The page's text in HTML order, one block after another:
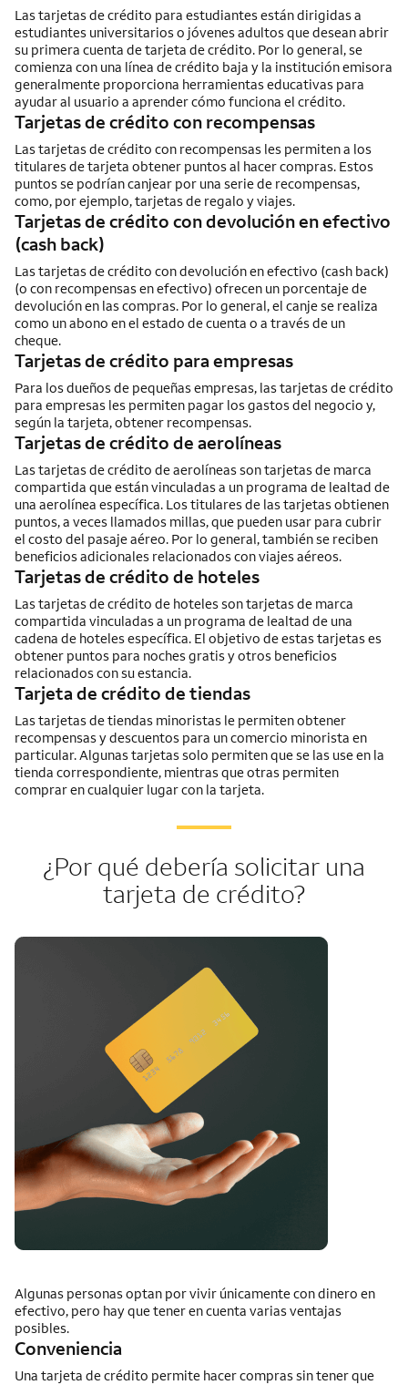
Las tarjetas de crédito para estudiantes están dirigidas a
estudiantes universitarios o jóvenes adultos que desean abrir
su primera cuenta de tarjeta de crédito. Por lo general, se
comienza con una línea de crédito baja y la institución emisora
generalmente proporciona herramientas educativas para
ayudar al usuario a aprender cómo funciona el crédito.
Tarjetas de crédito con recompensas
Las tarjetas de crédito con recompensas les permiten a los
titulares de tarjeta obtener puntos al hacer compras. Estos
puntos se podrían canjear por una serie de recompensas,
como, por ejemplo, tarjetas de regalo y viajes.
Tarjetas de crédito con devolución en efectivo
(cash back)
Las tarjetas de crédito con devolución en efectivo (cash back)
(o con recompensas en efectivo) ofrecen un porcentaje de
devolución en las compras. Por lo general, el canje se realiza
como un abono en el estado de cuenta o a través de un
cheque.
Tarjetas de crédito para empresas
Para los dueños de pequeñas empresas, las tarjetas de crédito
para empresas les permiten pagar los gastos del negocio y,
según la tarjeta, obtener recompensas.
Tarjetas de crédito de aerolíneas
Las tarjetas de crédito de aerolíneas son tarjetas de marca
compartida que están vinculadas a un programa de lealtad de
una aerolínea específica. Los titulares de las tarjetas obtienen
puntos, a veces llamados millas, que pueden usar para cubrir
el costo del pasaje aéreo. Por lo general, también se reciben
beneficios adicionales relacionados con viajes aéreos.
Tarjetas de crédito de hoteles
Las tarjetas de crédito de hoteles son tarjetas de marca
compartida vinculadas a un programa de lealtad de una
cadena de hoteles específica. El objetivo de estas tarjetas es
obtener puntos para noches gratis y otros beneficios
relacionados con su estancia.
Tarjeta de crédito de tiendas
Las tarjetas de tiendas minoristas le permiten obtener
recompensas y descuentos para un comercio minorista en
particular. Algunas tarjetas solo permiten que se las use en la
tienda correspondiente, mientras que otras permiten
comprar en cualquier lugar con la tarjeta.
¿Por qué debería solicitar una
tarjeta de crédito?
Algunas personas optan por vivir únicamente con dinero en
efectivo, pero hay que tener en cuenta varias ventajas
posibles.
Conveniencia
Una tarjeta de crédito permite hacer compras sin tener que